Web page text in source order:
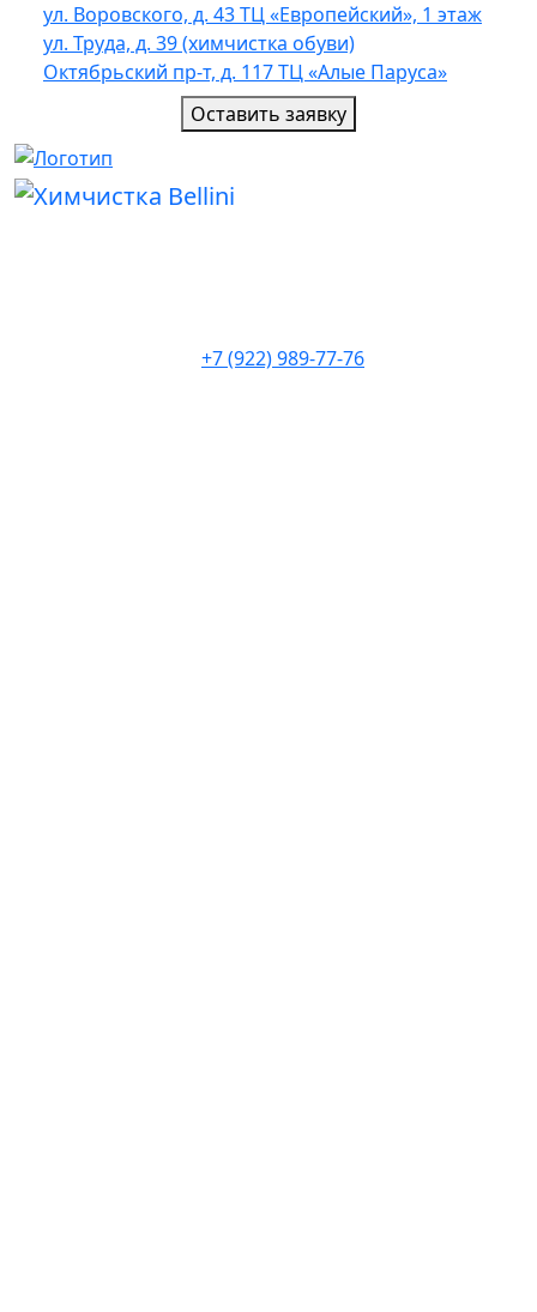
ул. Воровского, д. 43 ТЦ «Европейский», 1 этаж
ул. Труда, д. 39 (химчистка обуви)
Октябрьский пр-т, д. 117 ТЦ «Алые Паруса»
Оставить заявку
+7 (922) 989-77-76